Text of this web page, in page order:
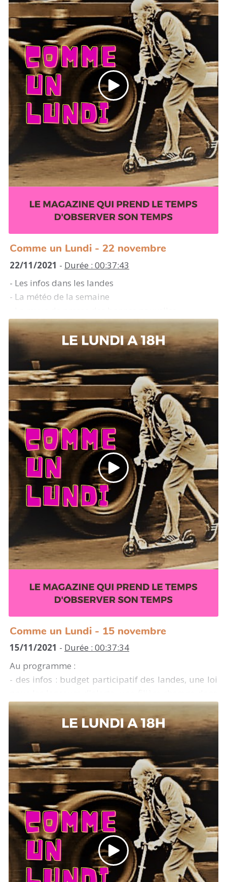
1. Dis Kô Dis Kô - Yin Yin
2. Le remède - Zehtra
3. 24 Hour Charleston - Jonny Greenwood
Comme un Lundi - 22 novembre
22/11/2021 - Durée : 00:37:43
- Les infos dans les landes
- La météo de la semaine
- La découverte musicale de la semaine
- Voyage au pays des mots : lecture partagée par
Eudoxie
Comme un Lundi - 15 novembre
15/11/2021 - Durée : 00:37:34
Au programme :
- des infos : budget participatif des landes, une loi
les landes, des documentaires au cinéma la lutz
- le projet con du jour
- la découverte musicale
- La chronique environnement de Morgan